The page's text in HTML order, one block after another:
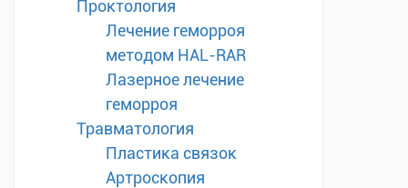
Проктология
Лечение геморроя
методом HAL-RAR
Лазерное лечение
геморроя
Травматология
Пластика связок
Артроскопия